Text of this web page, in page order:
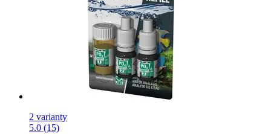
2 varianty
5.0 (15)